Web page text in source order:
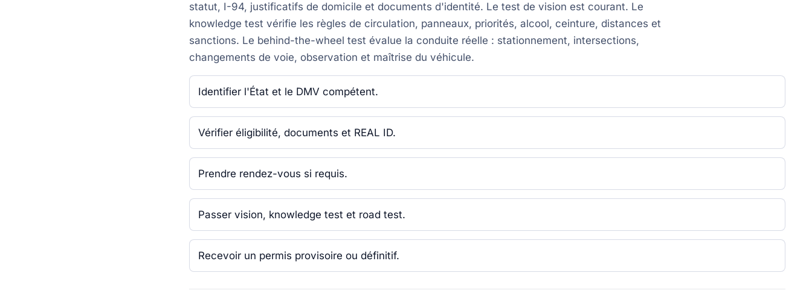
statut, I-94, justificatifs de domicile et documents d'identité. Le test de vision est courant. Le
knowledge test vérifie les règles de circulation, panneaux, priorités, alcool, ceinture, distances et
sanctions. Le behind-the-wheel test évalue la conduite réelle : stationnement, intersections,
changements de voie, observation et maîtrise du véhicule.
Identifier l'État et le DMV compétent.
Vérifier éligibilité, documents et REAL ID.
Prendre rendez-vous si requis.
Passer vision, knowledge test et road test.
Recevoir un permis provisoire ou définitif.